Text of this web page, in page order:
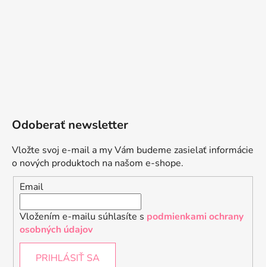
Odoberať newsletter
Vložte svoj e-mail a my Vám budeme zasielať informácie
o nových produktoch na našom e-shope.
Email
Vložením e-mailu súhlasíte s podmienkami ochrany
osobných údajov
PRIHLÁSIŤ SA